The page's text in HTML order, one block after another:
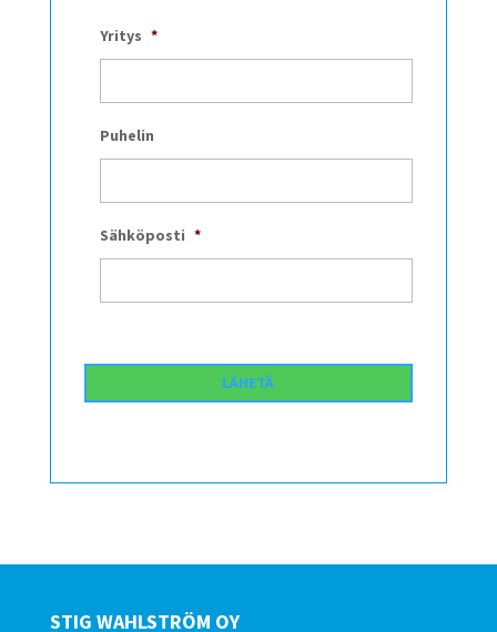
Yritys *
Puhelin
Sähköposti *
STIG WAHLSTRÖM OY